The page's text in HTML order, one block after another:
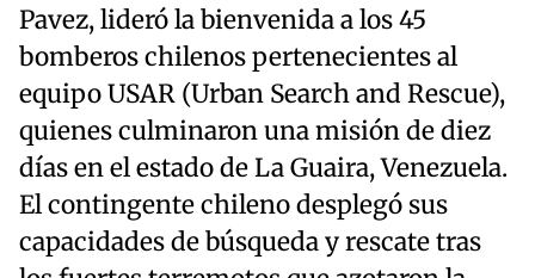
Pavez, lideró la bienvenida a los 45
bomberos chilenos pertenecientes al
equipo USAR (Urban Search and Rescue),
quienes culminaron una misión de diez
días en el estado de La Guaira, Venezuela.
El contingente chileno desplegó sus
capacidades de búsqueda y rescate tras